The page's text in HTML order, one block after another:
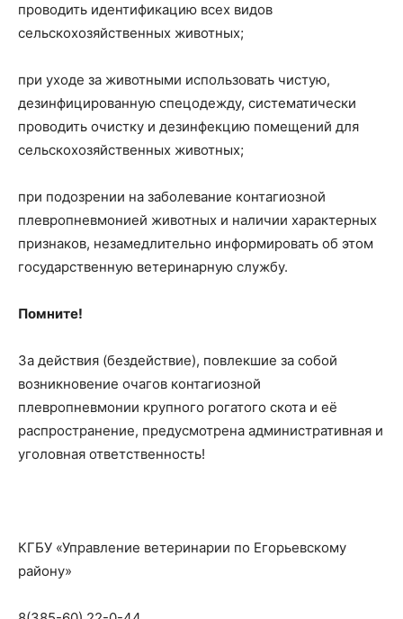
проводить идентификацию всех видов
сельскохозяйственных животных;
при уходе за животными использовать чистую,
дезинфицированную спецодежду, систематически
проводить очистку и дезинфекцию помещений для
сельскохозяйственных животных;
при подозрении на заболевание контагиозной
плевропневмонией животных и наличии характерных
признаков, незамедлительно информировать об этом
государственную ветеринарную службу.
Помните!
За действия (бездействие), повлекшие за собой
возникновение очагов контагиозной
плевропневмонии крупного рогатого скота и её
распространение, предусмотрена административная и
уголовная ответственность!
КГБУ «Управление ветеринарии по Егорьевскому
району»